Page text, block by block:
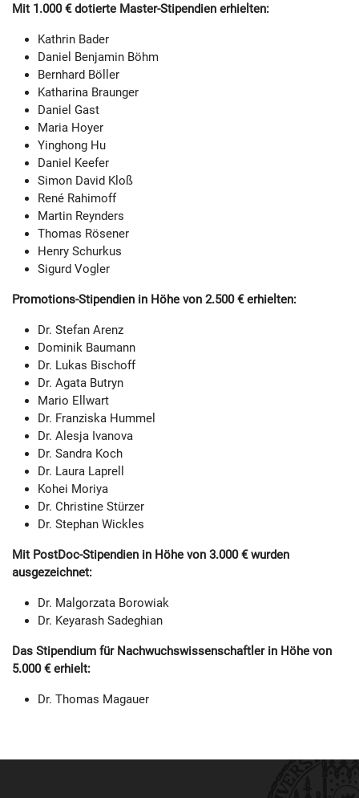
Mit 1.000 € dotierte Master-Stipendien erhielten:
Kathrin Bader
Daniel Benjamin Böhm
Bernhard Böller
Katharina Braunger
Daniel Gast
Maria Hoyer
Yinghong Hu
Daniel Keefer
Simon David Kloß
René Rahimoff
Martin Reynders
Thomas Rösener
Henry Schurkus
Sigurd Vogler
Promotions-Stipendien in Höhe von 2.500 € erhielten:
Dr. Stefan Arenz
Dominik Baumann
Dr. Lukas Bischoff
Dr. Agata Butryn
Mario Ellwart
Dr. Franziska Hummel
Dr. Alesja Ivanova
Dr. Sandra Koch
Dr. Laura Laprell
Kohei Moriya
Dr. Christine Stürzer
Dr. Stephan Wickles
Mit PostDoc-Stipendien in Höhe von 3.000 € wurden
ausgezeichnet:
Dr. Malgorzata Borowiak
Dr. Keyarash Sadeghian
Das Stipendium für Nachwuchswissenschaftler in Höhe von
5.000 € erhielt:
Dr. Thomas Magauer